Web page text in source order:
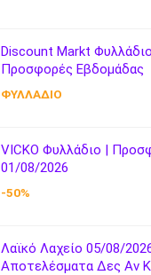
Discount Markt
Προσφορές Εβδομάδας
ΦΥΛΛΑΔΙΟ
VICKO Φυλλάδιο |
01/08/2026
-50%
Λαϊκό Λαχείο 05/08/
Αποτελέσματα Δες Αν